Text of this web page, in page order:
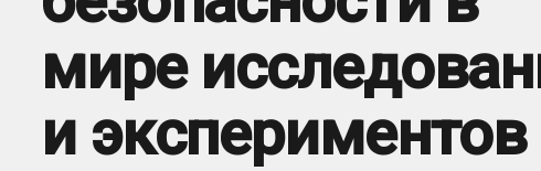
мире
и экспериментов